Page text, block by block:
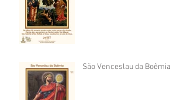
São Venceslau da Boêmia